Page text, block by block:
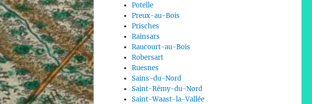
Potelle
Preux-au-Bois
Prisches
Rainsars
Raucourt-au-Bois
Robersart
Ruesnes
Sains-du-Nord
Saint-Rémy-du-Nord
Saint-Waast-la-Vallée